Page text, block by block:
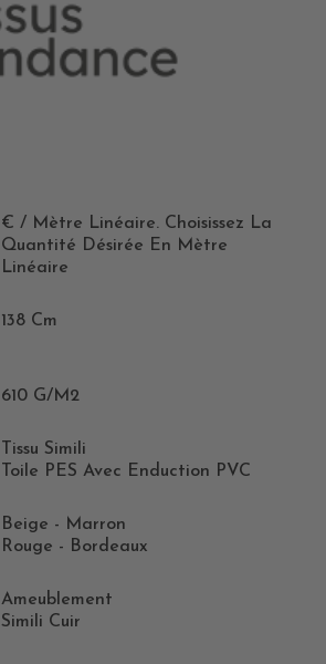
€ / Mètre Linéaire. Choisissez La
Quantité Désirée En Mètre
Linéaire
138 Cm
610 G/m2
Tissu Simili
Toile PES Avec Enduction PVC
Beige - Marron
Rouge - Bordeaux
Ameublement
Simili Cuir